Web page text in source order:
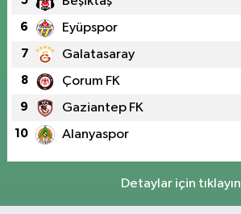
6 Eyüpspor
7 Galatasaray
8 Çorum FK
9 Gaziantep FK
10 Alanyaspor
Detaylar için tıklayın